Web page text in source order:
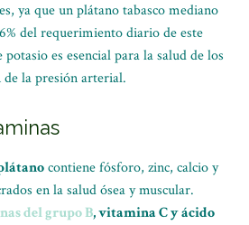
ya que un plátano tabasco mediano
del requerimiento diario de este
es esencial para la salud de los
de la presión arterial.
contiene fósforo, zinc, calcio y
en la salud ósea y muscular.
del grupo B, vitamina C y ácido